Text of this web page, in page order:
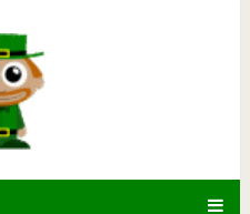
интерьер кухни в